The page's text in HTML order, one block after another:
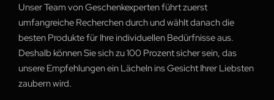
Unser Team von Geschenkexperten führt zuerst
umfangreiche Recherchen durch und wählt danach die
besten Produkte für Ihre individuellen Bedürfnisse aus.
Deshalb können Sie sich zu 100 Prozent sicher sein, das
unsere Empfehlungen ein Lächeln ins Gesicht Ihrer Liebsten
zaubern wird.